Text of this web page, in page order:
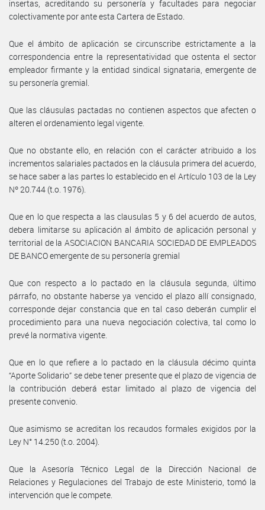
insertas, acreditando su personería y facultades para negociar
colectivamente por ante esta Cartera de Estado.
Que el ámbito de aplicación se circunscribe estrictamente a la
correspondencia entre la representatividad que ostenta el sector
empleador firmante y la entidad sindical signataria, emergente de
su personería gremial.
Que las cláusulas pactadas no contienen aspectos que afecten o
alteren el ordenamiento legal vigente.
Que no obstante ello, en relación con el carácter atribuido a los
incrementos salariales pactados en la cláusula primera del acuerdo,
se hace saber a las partes lo establecido en el Artículo 103 de la Ley
Nº 20.744 (t.o. 1976).
Que en lo que respecta a las clausulas 5 y 6 del acuerdo de autos,
debera limitarse su aplicación al ámbito de aplicación personal y
territorial de la ASOCIACION BANCARIA SOCIEDAD DE EMPLEADOS
DE BANCO emergente de su personería gremial
Que con respecto a lo pactado en la cláusula segunda, último
párrafo, no obstante haberse ya vencido el plazo allí consignado,
corresponde dejar constancia que en tal caso deberán cumplir el
procedimiento para una nueva negociación colectiva, tal como lo
prevé la normativa vigente.
Que en lo que refiere a lo pactado en la cláusula décimo quinta
“Aporte Solidario” se debe tener presente que el plazo de vigencia de
la contribución deberá estar limitado al plazo de vigencia del
presente convenio.
Que asimismo se acreditan los recaudos formales exigidos por la
Ley N° 14.250 (t.o. 2004).
Que la Asesoría Técnico Legal de la Dirección Nacional de
Relaciones y Regulaciones del Trabajo de este Ministerio, tomó la
intervención que le compete.